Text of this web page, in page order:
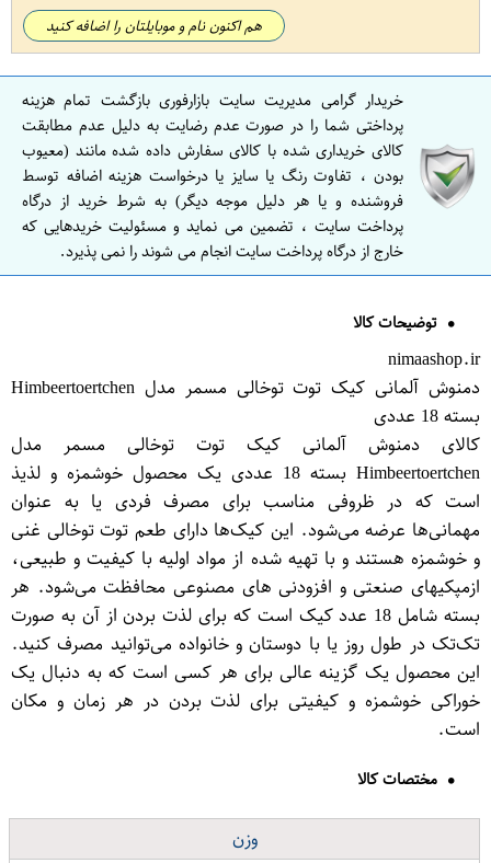
هم اکنون نام و موبایلتان را اضافه کنید
خریدار گرامی مدیریت سایت بازارفوری بازگشت تمام هزینه
پرداختی شما را در صورت عدم رضایت به دلیل عدم مطابقت
کالای خریداری شده با کالای سفارش داده شده مانند (معیوب
بودن ، تفاوت رنگ یا سایز یا درخواست هزینه اضافه توسط
فروشنده و یا هر دلیل موجه دیگر) به شرط خرید از درگاه
پرداخت سایت ، تضمین می نماید و مسئولیت خریدهایی که
خارج از درگاه پرداخت سایت انجام می شوند را نمی پذیرد.
توضیحات کالا
nimaashop.ir
دمنوش آلمانی کیک توت توخالی مسمر مدل Himbeertoertchen
بسته 18 عددی
کالای دمنوش آلمانی کیک توت توخالی مسمر مدل
Himbeertoertchen بسته 18 عددی یک محصول خوشمزه و لذیذ
است که در ظروفی مناسب برای مصرف فردی یا به عنوان
مهمانی‌ها عرضه می‌شود. این کیک‌ها دارای طعم توت توخالی غنی
و خوشمزه هستند و با تهیه شده از مواد اولیه با کیفیت و طبیعی،
ازمپکیهای صنعتی و افزودنی های مصنوعی محافظت می‌شود. هر
بسته شامل 18 عدد کیک است که برای لذت بردن از آن به صورت
تک‌تک در طول روز یا با دوستان و خانواده می‌توانید مصرف کنید.
این محصول یک گزینه عالی برای هر کسی است که به دنبال یک
خوراکی خوشمزه و کیفیتی برای لذت بردن در هر زمان و مکان
است.
مختصات کالا
وزن